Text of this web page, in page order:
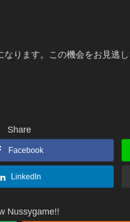
ります。この機会をお見逃
Share
Facebook
LinkedIn
Nussygame!!